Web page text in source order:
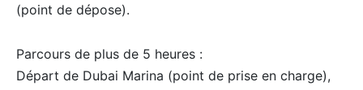
(point de dépose).
Parcours de plus de 5 heures :
Départ de Dubai Marina (point de prise en charge),